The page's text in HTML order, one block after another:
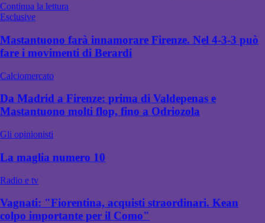
Continua la lettura
Esclusive
Mastantuono farà innamorare Firenze. Nel 4-3-3 può
fare i movimenti di Berardi
Calciomercato
Da Madrid a Firenze: prima di Valdepenas e
Mastantuono molti flop, fino a Odriozola
Gli opinionisti
La maglia numero 10
Radio e tv
Vagnati: "Fiorentina, acquisti straordinari. Kean
colpo importante per il Como"